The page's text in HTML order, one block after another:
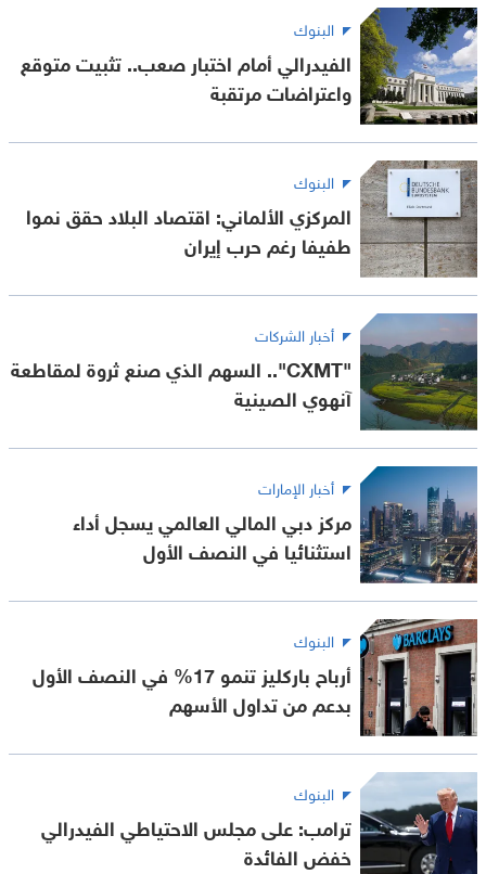
البنوك
الفيدرالي أمام اختبار صعب.. تثبيت متوقع
واعتراضات مرتقبة
البنوك
المركزي الألماني: اقتصاد البلاد حقق نموا
طفيفا رغم حرب إيران
أخبار الشركات
"CXMT".. السهم الذي صنع ثروة لمقاطعة
آنهوي الصينية
أخبار الإمارات
مركز دبي المالي العالمي يسجل أداء
استثنائيا في النصف الأول
البنوك
أرباح باركليز تنمو 17% في النصف الأول
بدعم من تداول الأسهم
البنوك
ترامب: على مجلس الاحتياطي الفيدرالي
خفض الفائدة